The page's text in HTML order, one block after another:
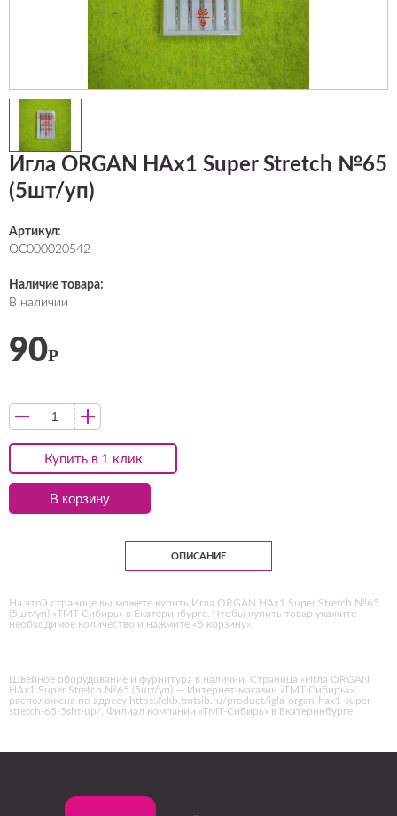
Игла ORGAN HAx1 Super Stretch №65
(5шт/уп)
Артикул:
ОС000020542
Наличие товара:
В наличии
Купить в 1 клик
90Р
В корзину
ОПИСАНИЕ
На этой странице вы можете купить Игла ORGAN HAx1 Super Stretch №65
(5шт/уп) «ТМТ-Сибирь» в Екатеринбурге. Чтобы купить товар укажите
необходимое количество и нажмите «В корзину».
Швейное оборудование и фурнитура в наличии. Страница «Игла ORGAN
HAx1 Super Stretch №65 (5шт/уп) — Интернет-магазин «ТМТ-Сибирь»»,
расположена по адресу https://ekb.tmtsib.ru/product/igla-organ-hax1-super-
stretch-65-5sht-up/. Филиал компании «ТМТ-Сибирь» в Екатеринбурге.